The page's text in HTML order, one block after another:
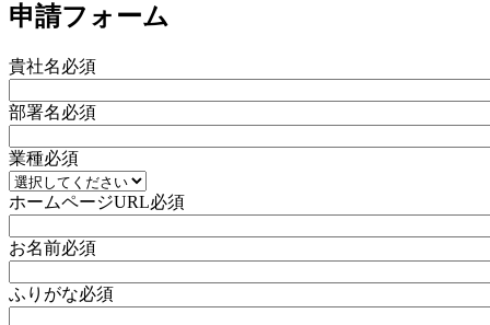
申請フォーム
貴社名必須
部署名必須
業種必須
ホームページURL必須
お名前必須
ふりがな必須